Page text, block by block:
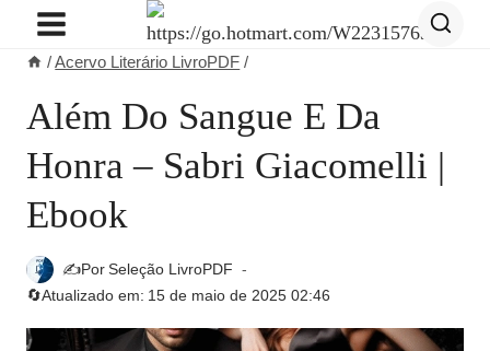
Pular
Conteúdo
/Acervo Literário LivroPDF /
Além Do Sangue E Da
Honra – Sabri Giacomelli |
Ebook
✍️PorSeleção LivroPDF
🔄Atualizado em: 15 de maio de 2025 02:46